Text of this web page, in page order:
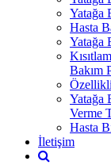
Yatağa
Hasta
Yatağa
Bakım
Yatağa
Verme
Hasta
İletişim